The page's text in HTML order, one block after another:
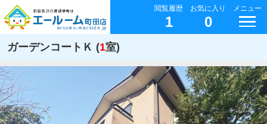
閲覧履歴
1
お気に入り
0
メニュー
ガーデンコートＫ (1室)